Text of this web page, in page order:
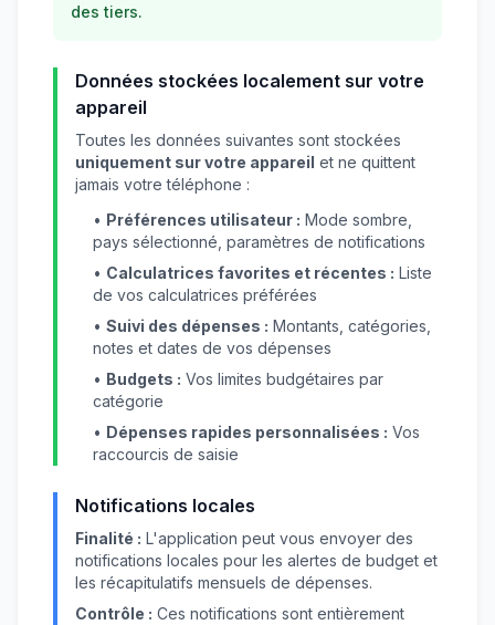
des tiers.
Données stockées localement sur votre
appareil
Toutes les données suivantes sont stockées
uniquement sur votre appareil et ne quittent
jamais votre téléphone :
• Préférences utilisateur : Mode sombre,
pays sélectionné, paramètres de notifications
• Calculatrices favorites et récentes : Liste
de vos calculatrices préférées
• Suivi des dépenses : Montants, catégories,
notes et dates de vos dépenses
• Budgets : Vos limites budgétaires par
catégorie
• Dépenses rapides personnalisées : Vos
raccourcis de saisie
Notifications locales
Finalité : L'application peut vous envoyer des
notifications locales pour les alertes de budget et
les récapitulatifs mensuels de dépenses.
Contrôle : Ces notifications sont entièrement